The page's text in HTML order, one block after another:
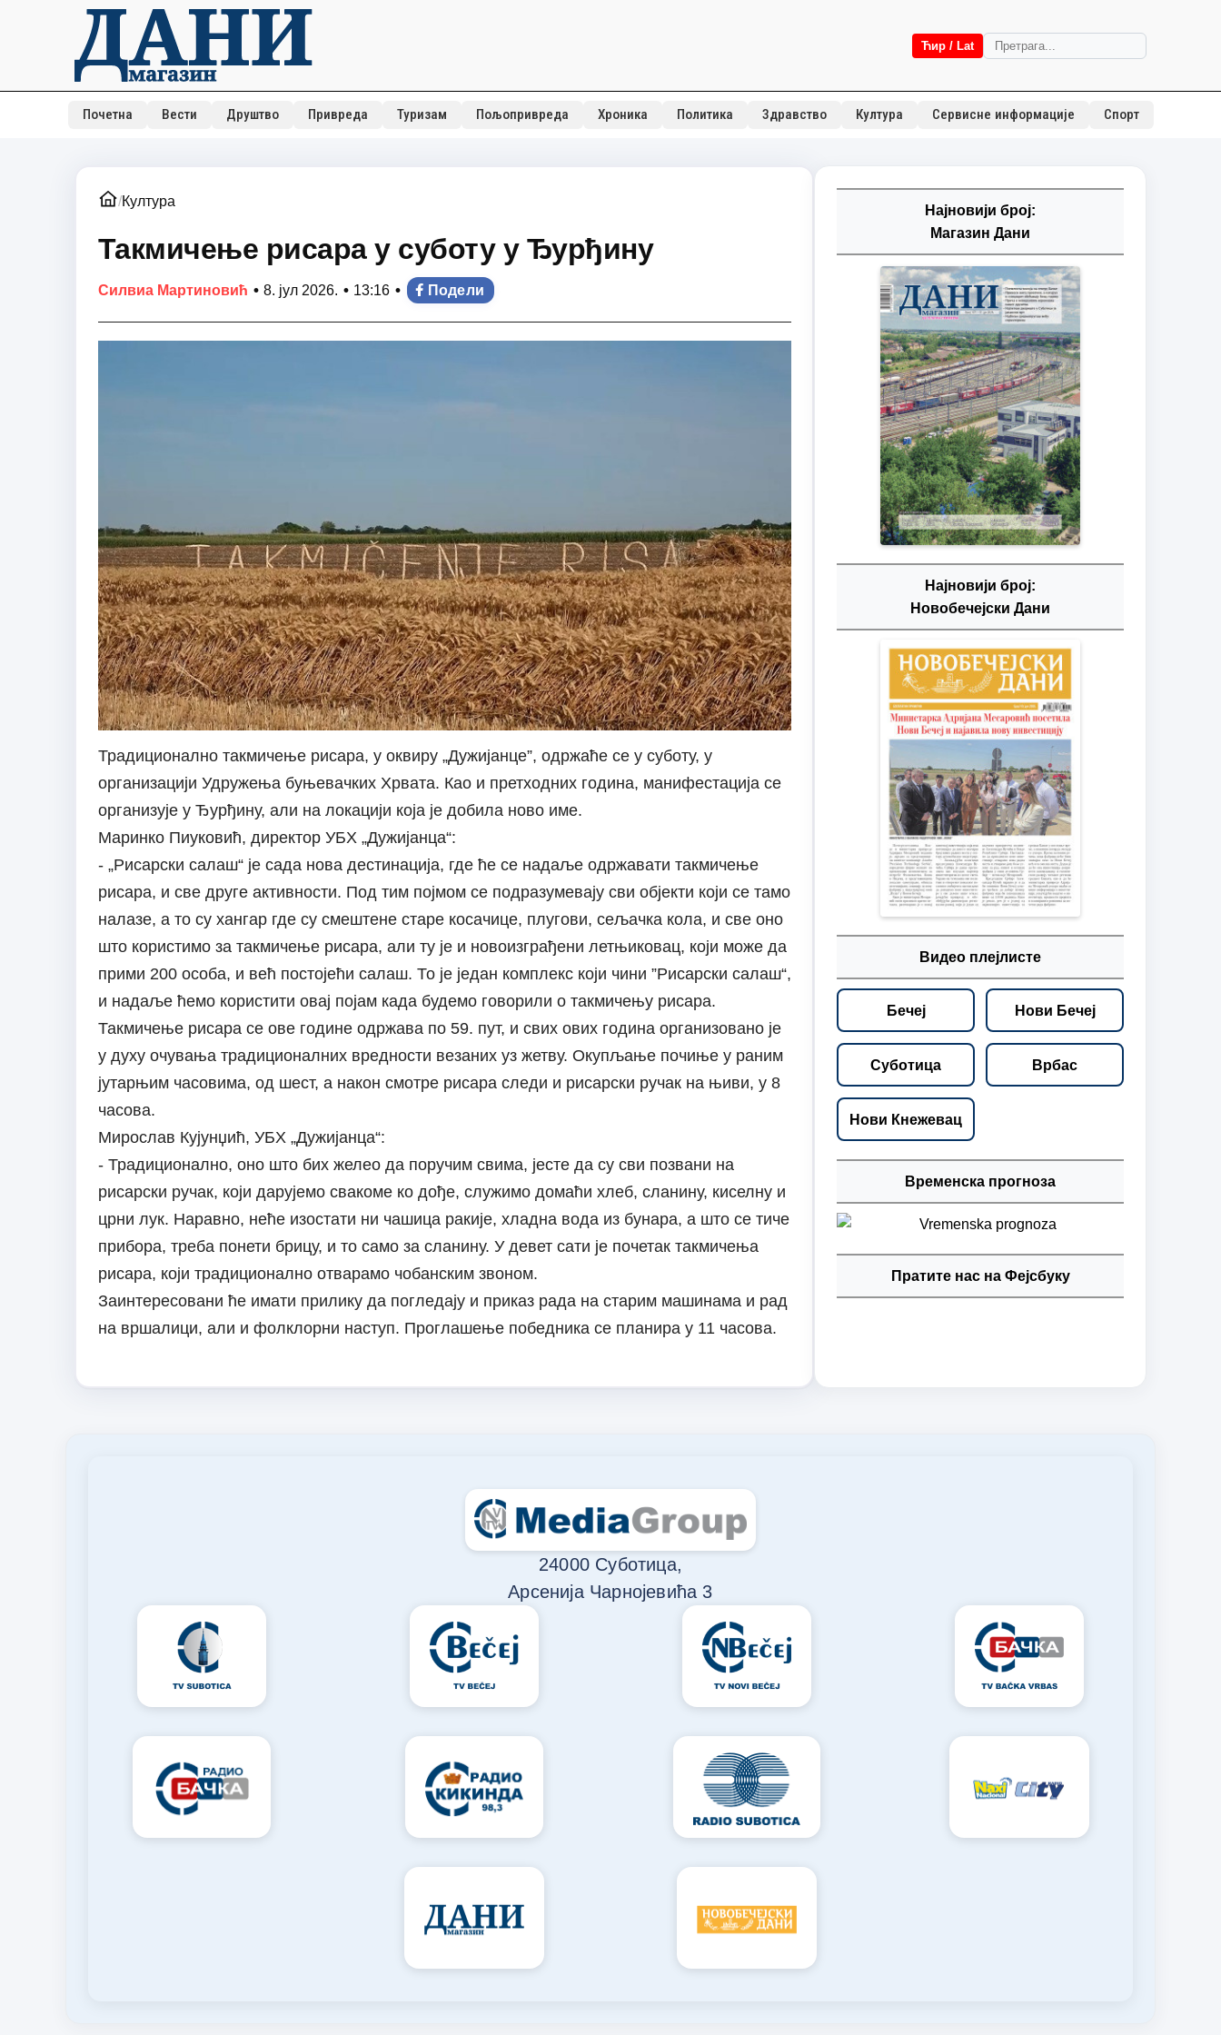
Ћир / Lat
Почетна Вести Друштво Привреда Туризам Пољопривреда Хроника Политика Здравство Култура Сервисне информације Спорт
/Култура
Такмичење рисара у суботу у Ђурђину
Силвиа Мартиновић • 8. јул 2026. • 13:16 • Подели
Традиционално такмичење рисара, у оквиру „Дужијанце”, одржаће се у суботу, у
организацији Удружења буњевачких Хрвата. Као и претходних година, манифестација се
организује у Ђурђину, али на локацији која је добила ново име.
Маринко Пиуковић, директор УБХ „Дужијанца“:
- „Рисарски салаш“ је сада нова дестинација, где ће се надаље одржавати такмичење
рисара, и све друге активности. Под тим појмом се подразумевају сви објекти који се тамо
налазе, а то су хангар где су смештене старе косачице, плугови, сељачка кола, и све оно
што користимо за такмичење рисара, али ту је и новоизграђени летњиковац, који може да
прими 200 особа, и већ постојећи салаш. То је један комплекс који чини ”Рисарски салаш“,
и надаље ћемо користити овај појам када будемо говорили о такмичењу рисара.
Такмичење рисара се ове године одржава по 59. пут, и свих ових година организовано је
у духу очувања традиционалних вредности везаних уз жетву. Окупљање почиње у раним
јутарњим часовима, од шест, а након смотре рисара следи и рисарски ручак на њиви, у 8
часова.
Мирослав Кујунџић, УБХ „Дужијанца“:
- Традиционално, оно што бих желео да поручим свима, јесте да су сви позвани на
рисарски ручак, који дарујемо свакоме ко дође, служимо домаћи хлеб, сланину, киселну и
црни лук. Наравно, неће изостати ни чашица ракије, хладна вода из бунара, а што се тиче
прибора, треба понети брицу, и то само за сланину. У девет сати је почетак такмичења
рисара, који традиционално отварамо чобанским звоном.
Заинтересовани ће имати прилику да погледају и приказ рада на старим машинама и рад
на вршалици, али и фолклорни наступ. Проглашење победника се планира у 11 часова.
Најновији број:
Магазин Дани
Најновији број:
Новобечејски Дани
Видео плејлисте
Бечеј Нови Бечеј
Суботица Врбас
Нови Кнежевац
Временска прогноза
Пратите нас на Фејсбуку
24000 Суботица,
Арсенија Чарнојевића 3